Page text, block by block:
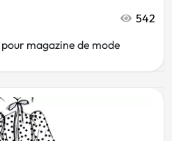
542
magazine de mode